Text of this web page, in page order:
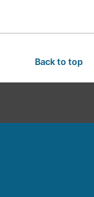
Back to top